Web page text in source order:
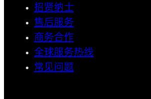
招贤纳士
售后服务
商务合作
全球服务热线
常见问题